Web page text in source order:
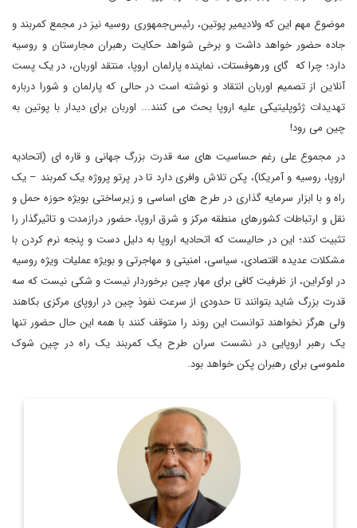
موضوع مهم این که ولادیمیر پوتین، رئیس‌جمهوری روسیه نیز در مجمع کمربند و
جاده حضور خواهد داشت و برخی شواهد حکایت رهبران مجارستان و روسیه
دارد؛ چرا که گای ورهوفستات، نماینده پارلمان اروپا، منتقد اوربان، در یک پست
آنلاین از تصمیم اوربان انتقاد و نوشته است در حالی که پارلمان و شورا درباره
تهدیدات ژئوپلیتیکی علیه اروپا بحث می کنند... اوربان برای دیدار با پوتین به
چین می رود!
در مجموع علی رغم حساسیت های سه قدرت بزرگ جهانی و قاره ای (اتحادیه
اروپا، روسیه و آمریکا)، پکن تلاش وافری دارد تا در پرتو پروژه یک کمربند – یک
راه و با ابزار سرمایه گذاری در طرح های اساسی و زیرساختی بویژه حوزه حمل و
نقل و ارتباطات کشورهای منطقه مرکز و شرق اروپا، حضور درازمدت و تاثیرگذار را
تثبیت کند؛ این در حالیست که اتحادیه اروپا به دلیل دست و پنجه نرم کردن با
مشکلات عدیده اقتصادی، سیاسی، امنیتی و مهاجرتی و بویژه عملیات ویژه روسیه
در اوکراین، از ظرفیت کافی برای مهار چین برخوردار نیست و شکی نیست که سه
قدرت بزرگ شاید بتوانند تا حدودی از سرعت نفوذ چین در اروپای مرکزی بکاهند
ولی هرگز نخواهند توانست این روند را متوقف کنند با همه این حال حضور تنها
یک رهبر اروپایی در نشست سران طرح یک کمربند یک راه در چین شوک
ملموسی برای رهبران پکن خواهد بود.
دیپلمات و کارشناس ارشد یورآسیا و رئیس گروه مطالعات اورآسیا
اطلاعات بیشتر